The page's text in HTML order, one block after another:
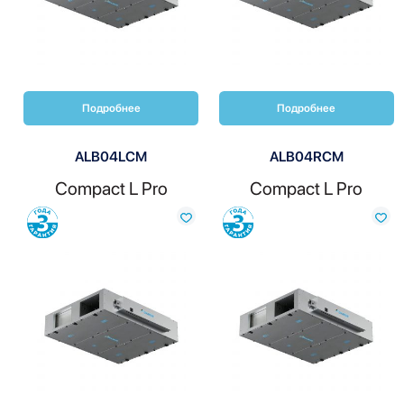
Подробнее Подробнее
ALB04LCM
Compact L Pro
Сравнить
ALB04RCM
Compact L Pro
Сравнить